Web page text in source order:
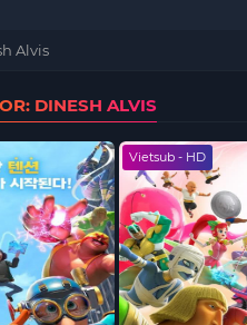
Alvis
DINESH ALVIS
Vietsub - HD